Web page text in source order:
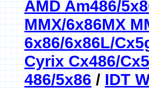
AMD Am486/
MMX/6x86MX
6x86/6x86L/
Cyrix Cx486/
486/5x86/IDT